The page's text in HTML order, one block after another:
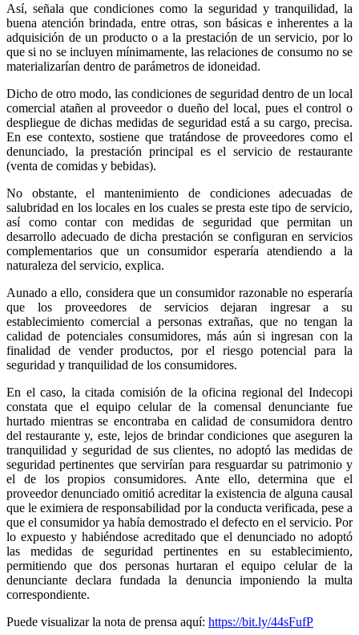
Así, señala que condiciones como la seguridad y tranquilidad, la
buena atención brindada, entre otras, son básicas e inherentes a la
adquisición de un producto o a la prestación de un servicio, por lo
que si no se incluyen mínimamente, las relaciones de consumo no se
materializarían dentro de parámetros de idoneidad.
Dicho de otro modo, las condiciones de seguridad dentro de un local
comercial atañen al proveedor o dueño del local, pues el control o
despliegue de dichas medidas de seguridad está a su cargo, precisa.
En ese contexto, sostiene que tratándose de proveedores como el
denunciado, la prestación principal es el servicio de restaurante
(venta de comidas y bebidas).
No obstante, el mantenimiento de condiciones adecuadas de
salubridad en los locales en los cuales se presta este tipo de servicio,
así como contar con medidas de seguridad que permitan un
desarrollo adecuado de dicha prestación se configuran en servicios
complementarios que un consumidor esperaría atendiendo a la
naturaleza del servicio, explica.
Aunado a ello, considera que un consumidor razonable no esperaría
que los proveedores de servicios dejaran ingresar a su
establecimiento comercial a personas extrañas, que no tengan la
calidad de potenciales consumidores, más aún si ingresan con la
finalidad de vender productos, por el riesgo potencial para la
seguridad y tranquilidad de los consumidores.
En el caso, la citada comisión de la oficina regional del Indecopi
constata que el equipo celular de la comensal denunciante fue
hurtado mientras se encontraba en calidad de consumidora dentro
del restaurante y, este, lejos de brindar condiciones que aseguren la
tranquilidad y seguridad de sus clientes, no adoptó las medidas de
seguridad pertinentes que servirían para resguardar su patrimonio y
el de los propios consumidores. Ante ello, determina que el
proveedor denunciado omitió acreditar la existencia de alguna causal
que le eximiera de responsabilidad por la conducta verificada, pese a
que el consumidor ya había demostrado el defecto en el servicio. Por
lo expuesto y habiéndose acreditado que el denunciado no adoptó
las medidas de seguridad pertinentes en su establecimiento,
permitiendo que dos personas hurtaran el equipo celular de la
denunciante declara fundada la denuncia imponiendo la multa
correspondiente.
Puede visualizar la nota de prensa aquí: https://bit.ly/44sFufP